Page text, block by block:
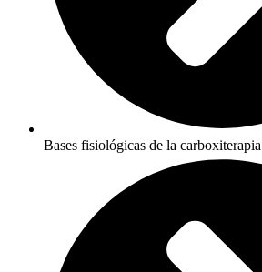
Bases fisiológicas de la carboxiterapia